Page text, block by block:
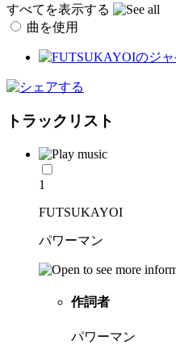
すべてを表示する
曲を使用
トラックリスト
1
FUTSUKAYOI
パワーマン
作詞者
パワーマン